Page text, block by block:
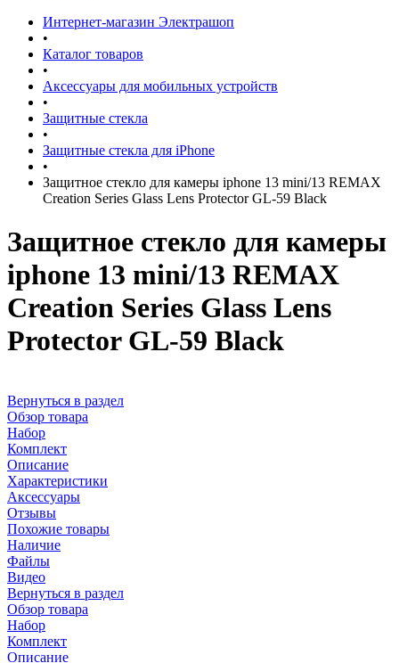
Интернет-магазин Электрашоп
•
Каталог товаров
•
Аксессуары для мобильных устройств
•
Защитные стекла
•
Защитные стекла для iPhone
•
Защитное стекло для камеры iphone 13 mini/13 REMAX
Creation Series Glass Lens Protector GL-59 Black
Защитное стекло для камеры
iphone 13 mini/13 REMAX
Creation Series Glass Lens
Protector GL-59 Black
Вернуться в раздел
Обзор товара
Набор
Комплект
Описание
Характеристики
Аксессуары
Отзывы
Похожие товары
Наличие
Файлы
Видео
Вернуться в раздел
Обзор товара
Набор
Комплект
Описание